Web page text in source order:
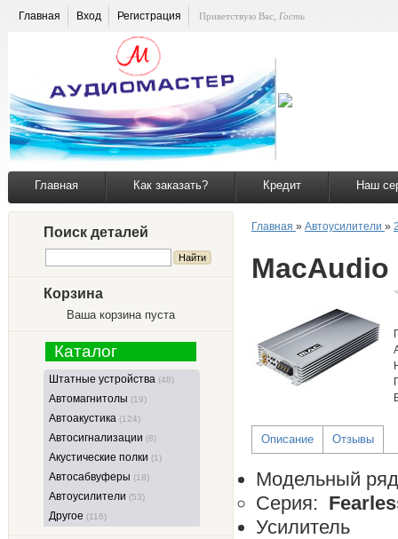
Главная Вход Регистрация Приветствую Вас Гость
Главная Как заказать? Кредит Наш
Поиск деталей
Корзина
Ваша корзина пуста
Каталог
Штатные устройства (48)
Автомагнитолы (19)
Автоакустика (124)
Автосигнализации (8)
Акустические полки (1)
Автосабвуферы (18)
Автоусилители (53)
Другое (116)
Главная » Автоусилители »
MacAudio
Описание Отзывы
Модельный ряд
Серия:
Усилитель